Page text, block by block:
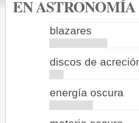
EN
blazares
discos de
energía oscura